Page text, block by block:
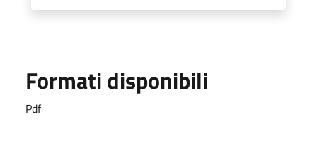
Formati disponibili
Pdf